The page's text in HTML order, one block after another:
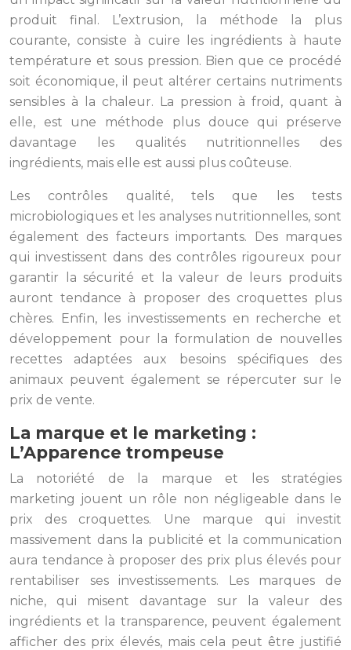
produit final. L’extrusion, la méthode la plus
courante, consiste à cuire les ingrédients à haute
température et sous pression. Bien que ce procédé
soit économique, il peut altérer certains nutriments
sensibles à la chaleur. La pression à froid, quant à
elle, est une méthode plus douce qui préserve
davantage les qualités nutritionnelles des
ingrédients, mais elle est aussi plus coûteuse.
Les contrôles qualité, tels que les tests
microbiologiques et les analyses nutritionnelles, sont
également des facteurs importants. Des marques
qui investissent dans des contrôles rigoureux pour
garantir la sécurité et la valeur de leurs produits
auront tendance à proposer des croquettes plus
chères. Enfin, les investissements en recherche et
développement pour la formulation de nouvelles
recettes adaptées aux besoins spécifiques des
animaux peuvent également se répercuter sur le
prix de vente.
La marque et le marketing :
L’Apparence trompeuse
La notoriété de la marque et les stratégies
marketing jouent un rôle non négligeable dans le
prix des croquettes. Une marque qui investit
massivement dans la publicité et la communication
aura tendance à proposer des prix plus élevés pour
rentabiliser ses investissements. Les marques de
niche, qui misent davantage sur la valeur des
ingrédients et la transparence, peuvent également
afficher des prix élevés, mais cela peut être justifié